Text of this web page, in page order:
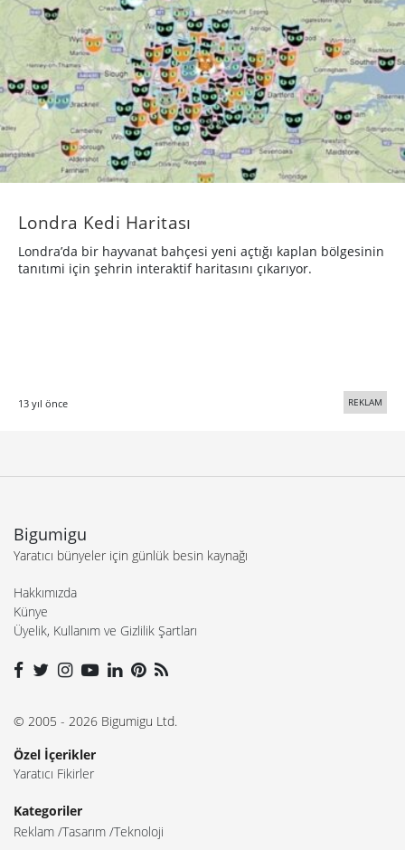
Londra Kedi Haritası
Londra’da bir hayvanat bahçesi yeni açtığı kaplan bölgesinin
tanıtımi için şehrin interaktif haritasını çıkarıyor.
13 yıl önce REKLAM
Bigumigu
Yaratıcı bünyeler için günlük besin kaynağı
Hakkımızda
Künye
Üyelik, Kullanım ve Gizlilik Şartları
© 2005 - 2026 Bigumigu Ltd.
Özel İçerikler
Yaratıcı Fikirler
Kategoriler
Reklam Tasarım Teknoloji